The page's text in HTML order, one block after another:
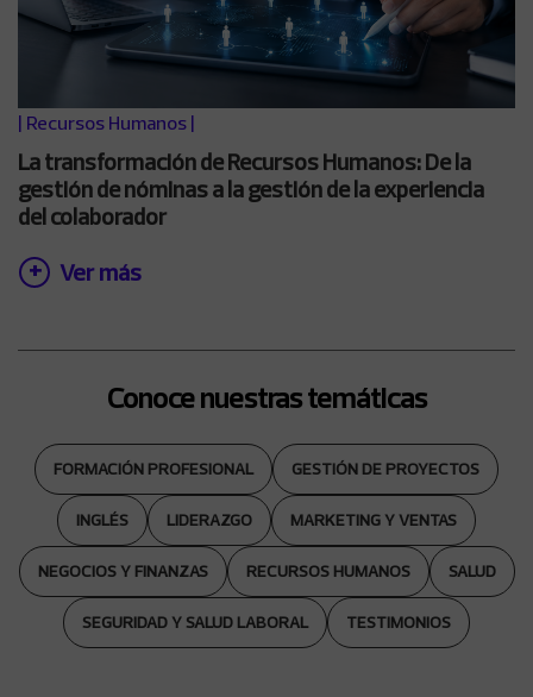
| Recursos Humanos |
La transformación de Recursos Humanos: De la
gestión de nóminas a la gestión de la experiencia
del colaborador
Ver más
Conoce nuestras temáticas
FORMACIÓN PROFESIONAL GESTIÓN DE PROYECTOS
INGLÉS LIDERAZGO MARKETING Y VENTAS
NEGOCIOS Y FINANZAS RECURSOS HUMANOS SALUD
SEGURIDAD Y SALUD LABORAL TESTIMONIOS